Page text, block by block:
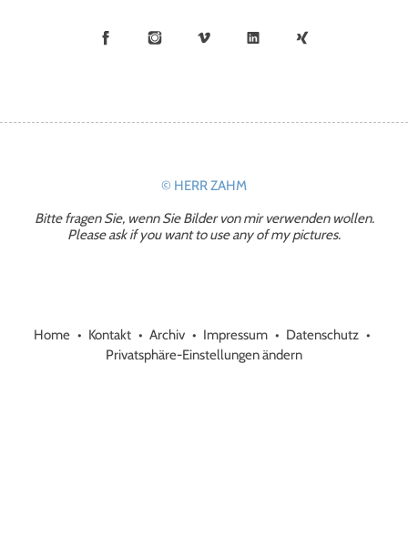
© HERR ZAHM
Bitte fragen Sie, wenn Sie Bilder von mir verwenden wollen.
Please ask if you want to use any of my pictures.
Home Kontakt Archiv Impressum
Datenschutz
Privatsphäre-Einstellungen ändern